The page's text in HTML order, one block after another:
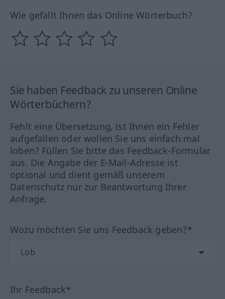
Wie gefällt Ihnen das Online Wörterbuch?
Sie haben Feedback zu unseren Online
Wörterbüchern?
Fehlt eine Übersetzung, ist Ihnen ein Fehler
aufgefallen oder wollen Sie uns einfach mal
loben? Füllen Sie bitte das Feedback-Formular
aus. Die Angabe der E-Mail-Adresse ist
optional und dient gemäß unserem
Datenschutz nur zur Beantwortung Ihrer
Anfrage.
Wozu möchten Sie uns Feedback geben?*
Ihr Feedback*